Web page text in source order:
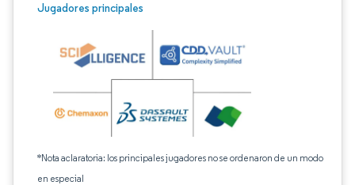
Jugadores principales
*Nota aclaratoria: los principales jugadores no se ordenaron de un modo
en especial